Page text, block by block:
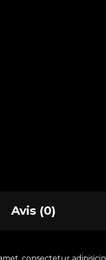
Avis (0)